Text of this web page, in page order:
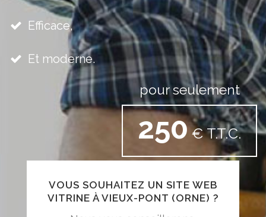
Efficace,
Et moderne.
pour seulement
250€ T.T.C.
VOUS SOUHAITEZ UN SITE WEB
VITRINE À VIEUX-PONT (ORNE) ?